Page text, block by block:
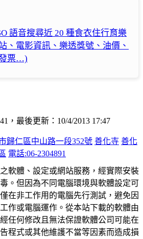
語音搜尋近 20 種食衣住行育樂
、電影資訊、樂透獎號、油價、
票…)
，最後更新：10/4/2013 17:47
歸仁區中山路一段352號 善化寺 善化
電話:06-2304891
軟體、設定或網站服務，經實際安裝
。但因為不同電腦環境與軟體設定可
在非工作用的電腦先行測試，避免因
作或電腦運作。從本站下載的軟體由
任何修改且無法保證軟體公司可能在
程式或其他維護不當等因素而造成損